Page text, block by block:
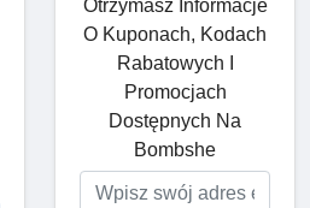
Otrzymasz Informacje
O Kuponach, Kodach
Rabatowych I
Promocjach
Dostępnych Na
Bombshe